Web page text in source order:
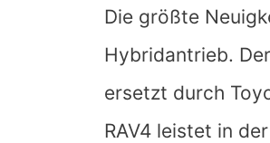
Die größte
Hybridantrieb.
ersetzt durch
RAV4 leistet in